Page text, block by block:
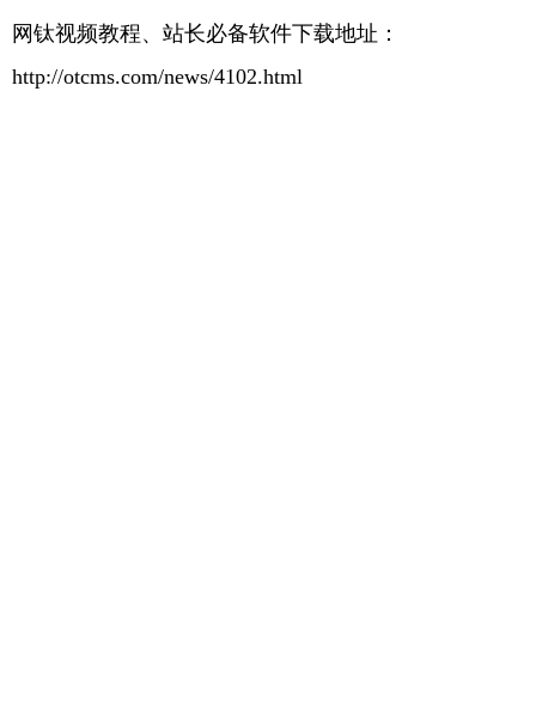
网钛视频教程、站长必备软件下载地址：
http://otcms.com/news/4102.html